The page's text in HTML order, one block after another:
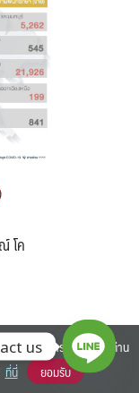
โค
ะสิทธิภาพการใช้งานของท่าน
ที่นี่ ยอมรับ
us